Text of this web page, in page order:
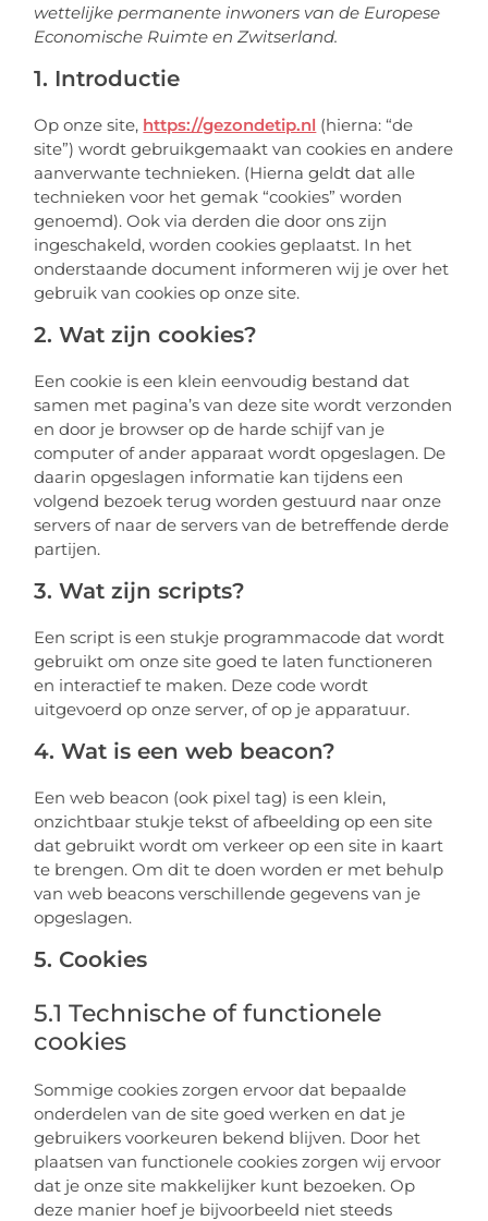
wettelijke permanente inwoners van de Europese
Economische Ruimte en Zwitserland.
1. Introductie
Op onze site, https://gezondetip.nl (hierna: “de
site”) wordt gebruikgemaakt van cookies en andere
aanverwante technieken. (Hierna geldt dat alle
technieken voor het gemak “cookies” worden
genoemd). Ook via derden die door ons zijn
ingeschakeld, worden cookies geplaatst. In het
onderstaande document informeren wij je over het
gebruik van cookies op onze site.
2. Wat zijn cookies?
Een cookie is een klein eenvoudig bestand dat
samen met pagina’s van deze site wordt verzonden
en door je browser op de harde schijf van je
computer of ander apparaat wordt opgeslagen. De
daarin opgeslagen informatie kan tijdens een
volgend bezoek terug worden gestuurd naar onze
servers of naar de servers van de betreffende derde
partijen.
3. Wat zijn scripts?
Een script is een stukje programmacode dat wordt
gebruikt om onze site goed te laten functioneren
en interactief te maken. Deze code wordt
uitgevoerd op onze server, of op je apparatuur.
4. Wat is een web beacon?
Een web beacon (ook pixel tag) is een klein,
onzichtbaar stukje tekst of afbeelding op een site
dat gebruikt wordt om verkeer op een site in kaart
te brengen. Om dit te doen worden er met behulp
van web beacons verschillende gegevens van je
opgeslagen.
5. Cookies
5.1 Technische of functionele
cookies
Sommige cookies zorgen ervoor dat bepaalde
onderdelen van de site goed werken en dat je
gebruikers voorkeuren bekend blijven. Door het
plaatsen van functionele cookies zorgen wij ervoor
dat je onze site makkelijker kunt bezoeken. Op
deze manier hoef je bijvoorbeeld niet steeds